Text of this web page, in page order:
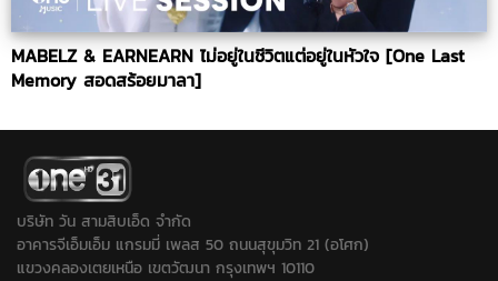
MABELZ & EARNEARN ไม่อยู่ในชีวิตแต่อยู่ในหัวใจ [One Last
Memory สอดสร้อยมาลา]
บริษัท วัน สามสิบเอ็ด จำกัด
อาคารจีเอ็มเอ็ม แกรมมี่ เพลส 50 ถนนสุขุมวิท 21 (อโศก)
แขวงคลองเตยเหนือ เขตวัฒนา กรุงเทพฯ 10110